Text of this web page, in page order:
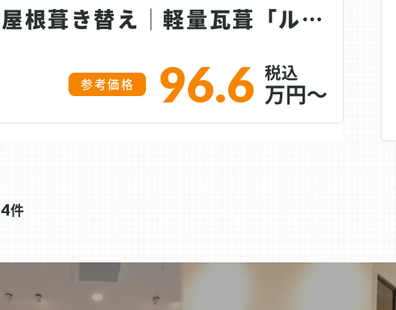
屋根葺き替え│軽量瓦葺「ルーガ」（KMEW）の...
参考価格 96.6 万円～
4件